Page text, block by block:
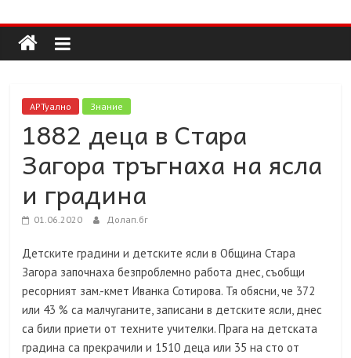
to
content
Долап
БГ
култура|
пътешествия|
мода|
събития|
кухня|
реклама|
АРТуално Знание
1882 деца в Стара
Загора тръгнаха на ясла
и градина
01.06.2020 Долап.бг
Детските градини и детските ясли в Община Стара
Загора започнаха безпроблемно работа днес, съобщи
ресорният зам.-кмет Иванка Сотирова. Тя обясни, че 372
или 43 % са малчуганите, записани в детските ясли, днес
са били приети от техните учителки. Прага на детската
градина са прекрачили и 1510 деца или 35 на сто от